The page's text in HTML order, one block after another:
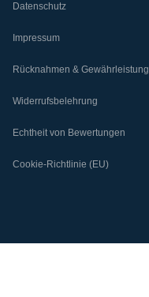
Datenschutz
Impressum
Rücknahmen & Gewährleistung
Widerrufsbelehrung
Echtheit von Bewertungen
Cookie-Richtlinie (EU)